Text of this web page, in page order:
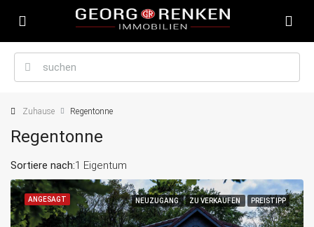
Zuhause Regentonne
Regentonne
1 Eigentum
Sortiere nach:
ANGESAGT NEUZUGANG ZU VERKAUFEN PREISTIPP